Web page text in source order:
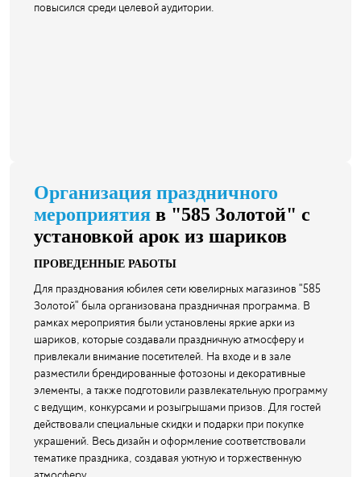
повысился среди целевой аудитории.
Организация праздничного
мероприятия в "585 Золотой" с
установкой арок из шариков
ПРОВЕДЕННЫЕ РАБОТЫ
Для празднования юбилея сети ювелирных магазинов "585
Золотой" была организована праздничная программа. В
рамках мероприятия были установлены яркие арки из
шариков, которые создавали праздничную атмосферу и
привлекали внимание посетителей. На входе и в зале
разместили брендированные фотозоны и декоративные
элементы, а также подготовили развлекательную программу
с ведущим, конкурсами и розыгрышами призов. Для гостей
действовали специальные скидки и подарки при покупке
украшений. Весь дизайн и оформление соответствовали
тематике праздника, создавая уютную и торжественную